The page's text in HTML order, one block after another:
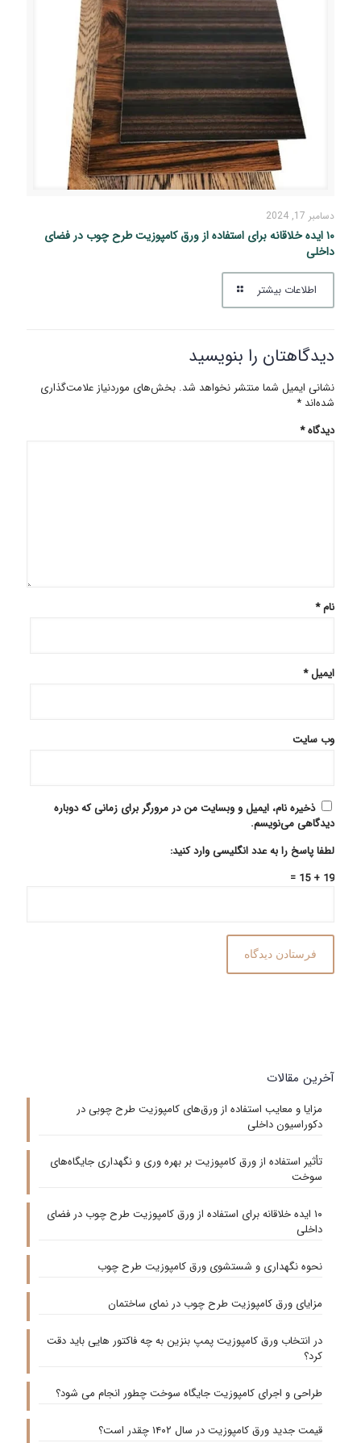
دسامبر 17, 2024
۱۰ ایده خلاقانه برای استفاده از ورق کامپوزیت طرح چوب در فضای
داخلی
اطلاعات بیشتر
دیدگاهتان را بنویسید
نشانی ایمیل شما منتشر نخواهد شد. بخش‌های موردنیاز علامت‌گذاری
شده‌اند *
دیدگاه*
نام*
ایمیل*
وب‌ سایت
ذخیره نام، ایمیل و وبسایت من در مرورگر برای زمانی که دوباره
دیدگاهی می‌نویسم.
لطفا پاسخ را به عدد انگلیسی وارد کنید:
19 + 15 =
آخرین مقالات
مزایا و معایب استفاده از ورق‌های کامپوزیت طرح چوبی در
دکوراسیون داخلی
تأثیر استفاده از ورق کامپوزیت بر بهره‌ وری و نگهداری جایگاه‌های
سوخت
۱۰ ایده خلاقانه برای استفاده از ورق کامپوزیت طرح چوب در فضای
داخلی
نحوه نگهداری و شستشوی ورق کامپوزیت طرح چوب
مزایای ورق کامپوزیت طرح چوب در نمای ساختمان
در انتخاب ورق کامپوزیت پمپ بنزین به چه فاکتور هایی باید دقت
کرد؟
طراحی و اجرای کامپوزیت جایگاه سوخت چطور انجام می شود؟
قیمت جدید ورق کامپوزیت در سال ۱۴۰۲ چقدر است؟